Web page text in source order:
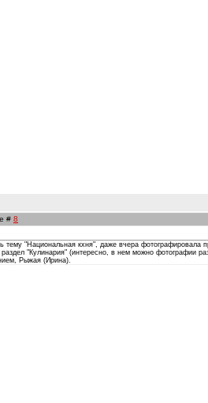
# 8
тему "Национальная кхня", даже вчера
"Кулинария" (интересно, в нем можно фотографии
Рыжая (Ирина).